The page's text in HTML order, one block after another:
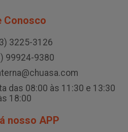
Conosco
3225-3126
99924-9380
das 08:00 às 11:30 e 13:30
18:00
nosso APP